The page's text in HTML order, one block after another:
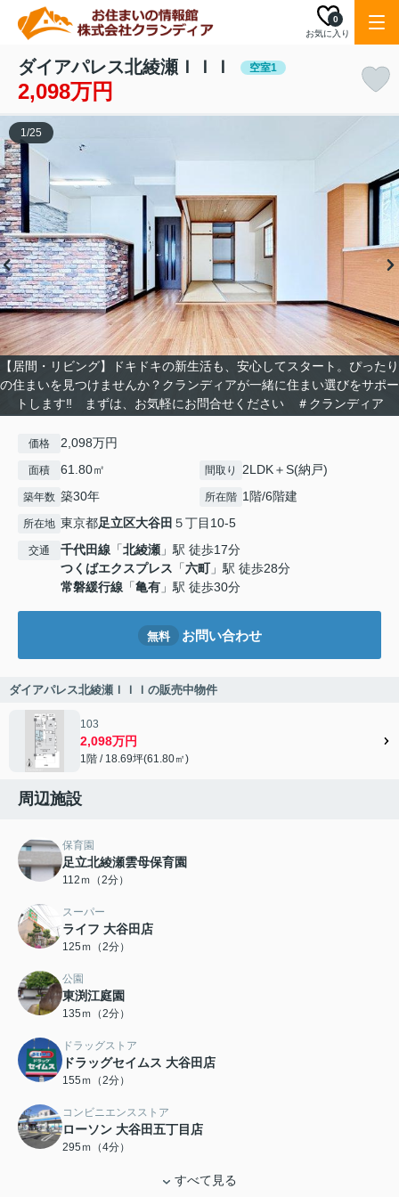
お気に入り
0
ダイアパレス北綾瀬ＩＩＩ 空室1
2,098万円
【居間・リビング】ドキドキの新生活も、安心してスタート。ぴったり
の住まいを見つけませんか？クランディアが一緒に住まい選びをサポー
トします‼ まずは、お気軽にお問合せください ＃クランディア
1/25
価格 2,098万円
面積 61.80㎡ 間取り 2LDK＋S(納戸)
築年数 築30年 所在階 1階/6階建
所在地 東京都足立区大谷田 ５丁目10-5
交通 千代田線 「北綾瀬 」駅 徒歩17分
つくばエクスプレス 「六町」駅 徒歩28分
常磐緩行線 「亀有 」駅 徒歩30分
無料 お問い合わせ
ダイアパレス北綾瀬ＩＩＩの販売中物件
103
2,098万円
1階 / 18.69坪(61.80㎡)
周辺施設
保育園
足立北綾瀬雲母保育園
112ｍ（2分）
スーパー
ライフ 大谷田店
125ｍ（2分）
公園
東渕江庭園
135ｍ（2分）
ドラッグストア
ドラッグセイムス 大谷田店
155ｍ（2分）
コンビニエンスストア
ローソン 大谷田五丁目店
295ｍ（4分）
すべて見る